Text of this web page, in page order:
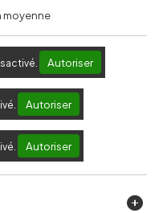
moyenne
Autoriser
Autoriser
Autoriser